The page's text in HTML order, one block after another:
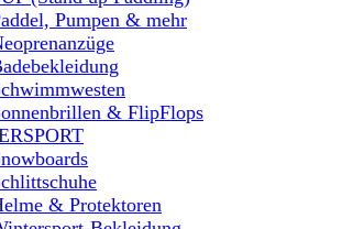
Pumpen & mehr
& FlipFlops
& Protektoren